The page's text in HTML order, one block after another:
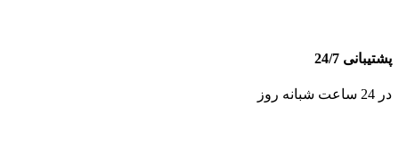
پشتیبانی 24/7
در 24 ساعت شبانه روز